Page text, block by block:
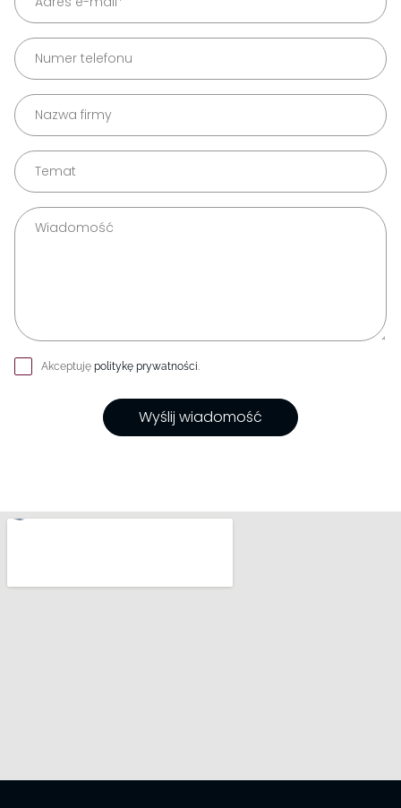
Akceptuję politykę prywatności.
Wyślij wiadomość